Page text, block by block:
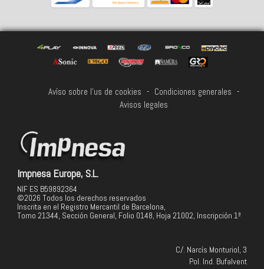
Avíso sobre l'us de cookies - Condiciones generales -
Avisos legales
Impnesa Europe, S.L.
NIF ES B59892364
©2026 Todos los derechos reservados
Inscrita en el Registro Mercantil de Barcelona,
Tomo 21344, Sección General, Folio 0148, Hoja 21002, Inscripción 1ª
C/. Narcís Monturiol, 3
Pol. Ind. Bufalvent